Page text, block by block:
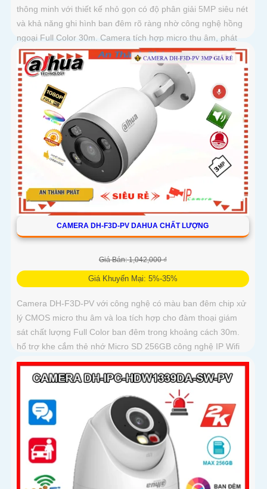
thông minh với thiết kế nhỏ gọn có độ phân giải 5MP siêu nét
và khả năng ghi hình ban đêm rõ ràng nhờ công nghệ hồng
ngoại Full Color 30m. Camera tích hợp micro thu âm, phát
hiện chính xác người và phương tiện, hỗ trợ thẻ nhớ lên đến
256GB, đảm bảo ghi hình liên tục và hiệu quả
CAMERA DH-F3D-PV DAHUA CHẤT LƯỢNG
Giá Bán: 1,042,000 ₫
Giá Khuyến Mại: 5%-35%
Camera DH-F3D-PV với công nghệ có màu ban đêm chip xử
lý CMOS micro thu âm và loa tích hợp cho đàm thoại giám
sát chất lượng Full Color ban đêm trong khoảng cách 30m.
hổ trợ khe cắm thẻ nhớ Micro SD 256GB công nghệ IP Wifi
kết nối dễ dàng